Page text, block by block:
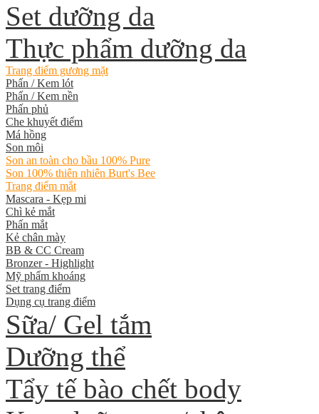
Set dưỡng da
Thực phẩm dưỡng da
Trang điểm gương mặt
Phấn / Kem lót
Phấn / Kem nền
Phấn phủ
Che khuyết điểm
Má hồng
Son môi
Son an toàn cho bầu 100% Pure
Son 100% thiên nhiên Burt's Bee
Trang điểm mắt
Mascara - Kẹp mi
Chì kẻ mắt
Phấn mắt
Kẻ chân mày
BB & CC Cream
Bronzer - Highlight
Mỹ phẩm khoáng
Set trang điểm
Dụng cụ trang điểm
Sữa/ Gel tắm
Dưỡng thể
Tẩy tế bào chết body